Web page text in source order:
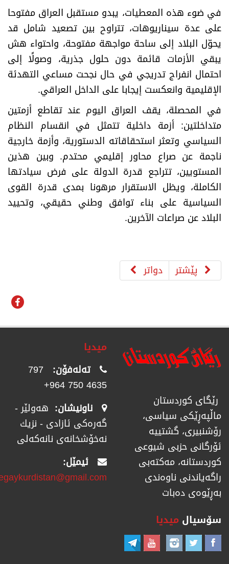
في ضوء هذه المعطيات، يبدو مستقبل العراق مفتوحا
على عدة سيناريوهات، تتراوح بين تصعيد شامل قد
يحوّل البلاد إلى ساحة مواجهة مفتوحة، واحتواء هش
يبقي الأزمات قائمة دون حلول جذرية، وصولًا إلى
احتمال انفراج تدريجي في حال نجحت مساعي التهدئة
الإقليمية وانعكست إيجابا على الداخل العراقي.
في المحصلة، يقف العراق اليوم عند تقاطع أزمتين
متداخلتين: أزمة داخلية تتمثل في انقسام النظام
السياسي وتعثر استحقاقاته الدستورية، وأزمة خارجية
ناجمة عن صراع محاور إقليمي محتدم. وبين هذين
المستويين، تتراجع قدرة الدولة على فرض سيادتها
الكاملة، ويظل الاستقرار مرهونا بمدى قدرة القوى
السياسية على بناء توافق وطني حقيقي، وتحييد
البلاد عن صراعات الآخرين.
پێشتر دواتر
رێگای كوردستان
ماڵپەڕێكی سیاسی،
رۆشنبیری، گشتییە
ئۆرگانی حزبی شیوعی
كوردستانە، مەكتەبی
راگەیاندنی ناوەندی
بەڕێوەی دەبات
میدیا
تەلەفۆن: 797
4635 750 964+
ناونیشان: هەولێر -
گەرەکی ئازادی - نزیك
نەخۆشخانەی نانەکەلی
ئیمێل:
سۆسیال میدیا